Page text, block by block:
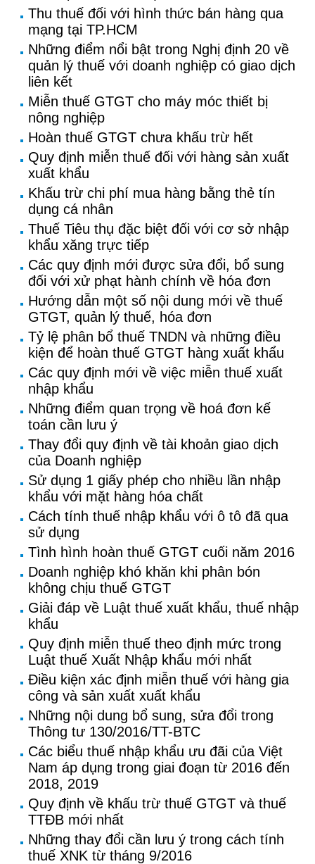
Thu thuế đối với hình thức bán hàng qua
mạng tại TP.HCM
Những điểm nổi bật trong Nghị định 20 về
quản lý thuế với doanh nghiệp có giao dịch
liên kết
Miễn thuế GTGT cho máy móc thiết bị
nông nghiệp
Hoàn thuế GTGT chưa khấu trừ hết
Quy định miễn thuế đối với hàng sản xuất
xuất khẩu
Khấu trừ chi phí mua hàng bằng thẻ tín
dụng cá nhân
Thuế Tiêu thụ đặc biệt đối với cơ sở nhập
khẩu xăng trực tiếp
Các quy định mới được sửa đổi, bổ sung
đối với xử phạt hành chính về hóa đơn
Hướng dẫn một số nội dung mới về thuế
GTGT, quản lý thuế, hóa đơn
Tỷ lệ phân bổ thuế TNDN và những điều
kiện để hoàn thuế GTGT hàng xuất khẩu
Các quy định mới về việc miễn thuế xuất
nhập khẩu
Những điểm quan trọng về hoá đơn kế
toán cần lưu ý
Thay đổi quy định về tài khoản giao dịch
của Doanh nghiệp
Sử dụng 1 giấy phép cho nhiều lần nhập
khẩu với mặt hàng hóa chất
Cách tính thuế nhập khẩu với ô tô đã qua
sử dụng
Tình hình hoàn thuế GTGT cuối năm 2016
Doanh nghiệp khó khăn khi phân bón
không chịu thuế GTGT
Giải đáp về Luật thuế xuất khẩu, thuế nhập
khẩu
Quy định miễn thuế theo định mức trong
Luật thuế Xuất Nhập khẩu mới nhất
Điều kiện xác định miễn thuế với hàng gia
công và sản xuất xuất khẩu
Những nội dung bổ sung, sửa đổi trong
Thông tư 130/2016/TT-BTC
Các biểu thuế nhập khẩu ưu đãi của Việt
Nam áp dụng trong giai đoạn từ 2016 đến
2018, 2019
Quy định về khấu trừ thuế GTGT và thuế
TTĐB mới nhất
Những thay đổi cần lưu ý trong cách tính
thuế XNK từ tháng 9/2016